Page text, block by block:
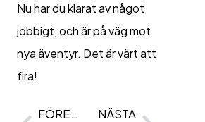
Nu har du klarat av något
jobbigt, och är på väg mot
nya äventyr. Det är värt att
fira!
FÖREGÅENDE NÄSTA